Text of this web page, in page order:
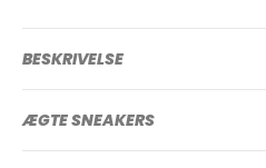
BESKRIVELSE
ÆGTE SNEAKERS